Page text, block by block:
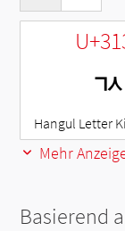
ㄳ
Hangul Letter
Mehr
Basierend